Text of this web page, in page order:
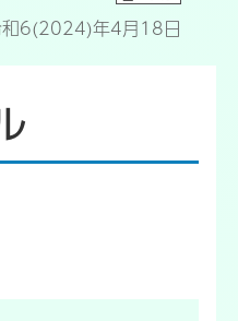
和6(2024)年4月18日